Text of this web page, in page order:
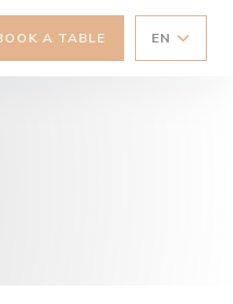
A TABLE EN